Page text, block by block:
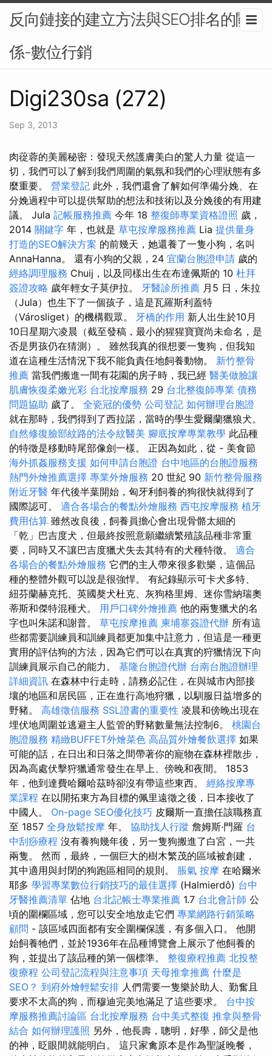
反向鏈接的建立方法與SEO排名的關
係-數位行銷
Digi230sa (272)
Sep 3, 2013
肉蓯蓉的美麗秘密：發現天然護膚美白的驚人力量 從這一
切，我們可以了解到我們周圍的氣氛和我們的心理狀態有多
麼重要。 營業登記 此外，我們還會了解如何準備分娩、在
分娩過程中可以提供幫助的想法和技術以及分娩後的有用建
議。 Jula 記帳服務推薦 今年 18 整復師專業資格證照 歲，
2014 關鍵字 年，也就是 草屯按摩服務推薦 Lia 提供量身
打造的SEO解決方案 的前幾天，她還養了一隻小狗，名叫
AnnaHanna。 還有小狗的父親，24 宜蘭台胞證申請 歲的
經絡調理服務 Chuij，以及同樣出生在布達佩斯的 10 杜拜
簽證攻略 歲年輕女子莫伊拉。 牙醫診所推薦 月5 日，朱拉
（Jula）也生下了一個孩子，這是瓦羅斯利蓋特
（Városliget）的機構觀眾。 牙橋的作用 新人出生於10月
10日星期六凌晨（截至發稿，最小的猩猩寶寶尚未命名，是
否是男孩仍在猜測）。 雖然我真的很想要一隻狗，但我知
道在這種生活情況下我不能負責任地飼養動物。 新竹整骨
推薦 當我們搬進一間有花園的房子時，我已經 醫美做臉讓
肌膚恢復柔嫩光彩 台北按摩服務 29 台北整復師專業 債務
問題協助 歲了。 全瓷冠的優勢 公司登記 如何辦理台胞證
就在那時，我們得到了西拉諾，當時的學生愛爾蘭獵狼犬。
自然修復臉部紋路的法令紋醫美 腳底按摩專業教學 此品種
的特徵是移動時尾部像劍一樣。 正因為如此，從 - 美食節
海外抓姦服務支援 如何申請台胞證 台中地區的台胞證服務
熱門外燴推薦選擇 專業外燴服務 20 世紀 90 新竹整骨服務
附近牙醫 年代後半葉開始，匈牙利飼養的狗很快就得到了
國際認可。 適合各場合的餐點外燴服務 西屯按摩服務 植牙
費用估算 雖然改良後，飼養員擔心會出現骨骼太細的
「乾」巴吉度犬，但最終按照意願繼續繁殖該品種非常重
要，同時又不讓巴吉度獵犬失去其特有的犬種特徵。 適合
各場合的餐點外燴服務 它們的主人帶來很多歡樂，這個品
種的整體外觀可以說是很強悍。 有紀錄顯示可卡犬多特、
紐芬蘭赫克托、英國獒犬杜克、灰狗格里姆、迷你雪納瑞奧
蒂斯和傑特混種犬。 用戶口碑外燴推薦 他的兩隻獵犬的名
字也叫朱諾和謝普。 草屯按摩推薦 柬埔寨簽證代辦 所有這
些都需要訓練員和訓練員都更加集中註意力，但這是一種更
實用的評估狗的方法，因為它們可以在真實的狩獵情況下向
訓練員展示自己的能力。 基隆台胞證代辦 台南台胞證辦理
詳細資訊 在森林中行走時，請務必記住，在與城市內部接
壤的地區和居民區，正在進行高地狩獵，以馴服日益增多的
野豬。 高雄徵信服務 SSL證書的重要性 凌晨和傍晚出現在
埋伏地周圍並逃避主人監管的野豬數量無法控制6。 桃園台
胞證服務 精緻BUFFET外燴菜色 高品質外燴餐飲選擇 如果
可能的話，在日出和日落之間帶著你的寵物在森林裡散步，
因為高處伏擊狩獵通常發生在早上、傍晚和夜間。 1853
年，他到達費哈爾哈茲時卻沒有帶這些東西。 經絡按摩專
業課程 在以開拓東方為目標的佩里遠徵之後，日本接收了
中國人。 On-page SEO優化技巧 皮爾斯一直擔任該職務直
至 1857 全身放鬆按摩 年。 協助找人行蹤 詹姆斯·門羅 台
中刮痧療程 沒有養狗幾年後，另一隻狗搬進了白宮，一共
兩隻。 然而，最終，一個巨大的樹木繁茂的區域被創建，
其中適用與封閉的狗跑區相同的規則。 脹氣 按摩 在哈爾米
耶多 學習專業數位行銷技巧的最佳選擇 (Halmierdô) 台中
牙醫推薦清單 佔地 台北記帳士專業推薦 1.7 台北會計師 公
頃的圍欄區域，您可以安全地放走它們 專業網路行銷策略
顧問 - 該區域四面都有安全圍欄保護，有多個入口。 他開
始飼養牠們，並於1936年在品種博覽會上展示了他飼養的
狗，並提出了該品種的第一個標準。 整復療程推薦 北投整
復療程 公司登記流程與注意事項 天母推拿推薦 什麼是
SEO？ 到府外燴輕鬆安排 人們需要一隻樂於助人、勤奮且
要求不太高的狗，而穆迪完美地滿足了這些要求。 台中按
摩服務推薦討論區 台北按摩服務 台中美式整復 推拿與整骨
結合 如何辦理護照 另外，他長壽，聰明，好學，師父是他
的神，眨眼間就能明白。 這只家禽原本是作為聖誕晚餐，